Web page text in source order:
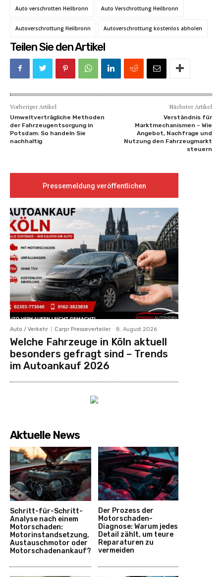
Auto verschrotten Heilbronn Auto Verschrottung Heilbronn
Autoverschrottung Heilbronn Autoverschrottung kostenlos abholen
Teilen Sie den Artikel
Vorheriger Artikel
Umweltverträgliche Methoden
der Fahrzeugentsorgung in
Potsdam: So handeln Sie
nachhaltig
Nächster Artikel
Verständnis für
Marktmechanismen – Wie
Angebot, Nachfrage und
Nutzung den Fahrzeugmarkt
steuern
Pressemeldung veröffentlichen
Auto / Verkehr Carpr Presseverteiler - 8. August 2026
Welche Fahrzeuge in Köln aktuell
besonders gefragt sind – Trends
im Autoankauf 2026
Aktuelle News
Schritt-für-Schritt-
Analyse nach einem
Motorschaden:
Motorinstandsetzung,
Austauschmotor oder
Motorschadenankauf?
Der Prozess der
Motorschaden-
Diagnose: Warum jedes
Detail zählt, um teure
Reparaturen zu
vermeiden